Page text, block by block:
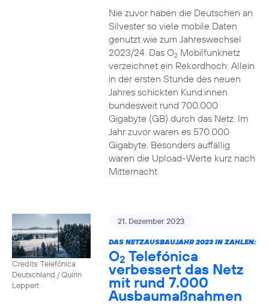
Nie zuvor haben die Deutschen an
Silvester so viele mobile Daten
genutzt wie zum Jahreswechsel
2023/24. Das O2Mobilfunknetz
verzeichnet ein Rekordhoch: Allein
in der ersten Stunde des neuen
Jahres schickten Kund:innen
bundesweit rund 700.000
Gigabyte (GB) durch das Netz. Im
Jahr zuvor waren es 570.000
Gigabyte. Besonders auffällig
waren die Upload-Werte kurz nach
Mitternacht.
Credits: Telefónica
Deutschland / Quirin
Leppert
21. Dezember 2023
DAS NETZAUSBAUJAHR 2023 IN ZAHLEN:
O2 Telefónica
verbessert das Netz
mit rund 7.000
Ausbaumaßnahmen